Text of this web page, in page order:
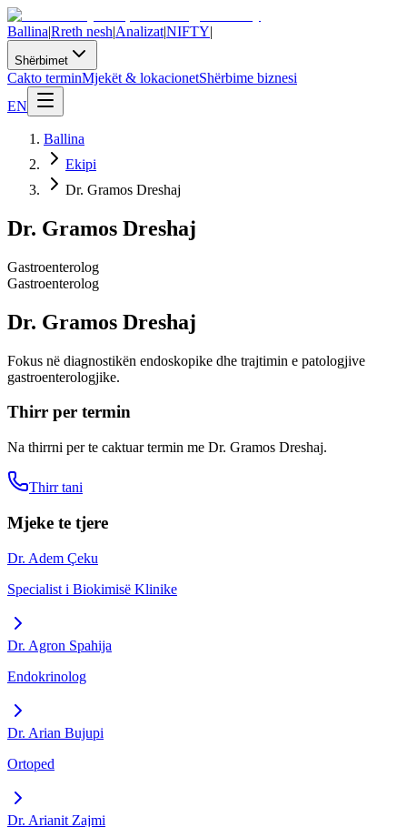
Ballina|Rreth nesh|Analizat|NIFTY|
Shërbimet
Cakto terminMjekët & lokacionetShërbime biznesi
EN
Ballina
Ekipi
Dr. Gramos Dreshaj
Dr. Gramos Dreshaj
Gastroenterolog
Gastroenterolog
Dr. Gramos Dreshaj
Fokus në diagnostikën endoskopike dhe trajtimin e patologjive
gastroenterologjike.
Thirr per termin
Na thirrni per te caktuar termin me Dr. Gramos Dreshaj.
Thirr tani
Mjeke te tjere
Dr. Adem Çeku
Specialist i Biokimisë Klinike
Dr. Agron Spahija
Endokrinolog
Dr. Arian Bujupi
Ortoped
Dr. Arianit Zajmi